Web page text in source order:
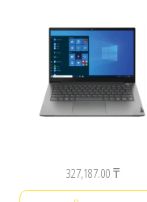
327,187.00₸